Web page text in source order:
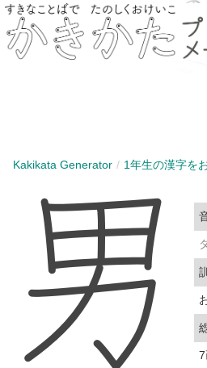
Kakikata Generator 1年生の漢字を